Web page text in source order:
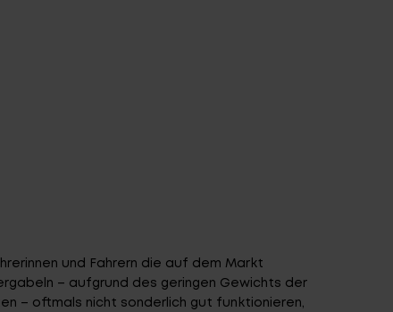
und Fahrern die auf dem Markt
– aufgrund des geringen Gewichts der
– oftmals nicht sonderlich gut funktionieren,